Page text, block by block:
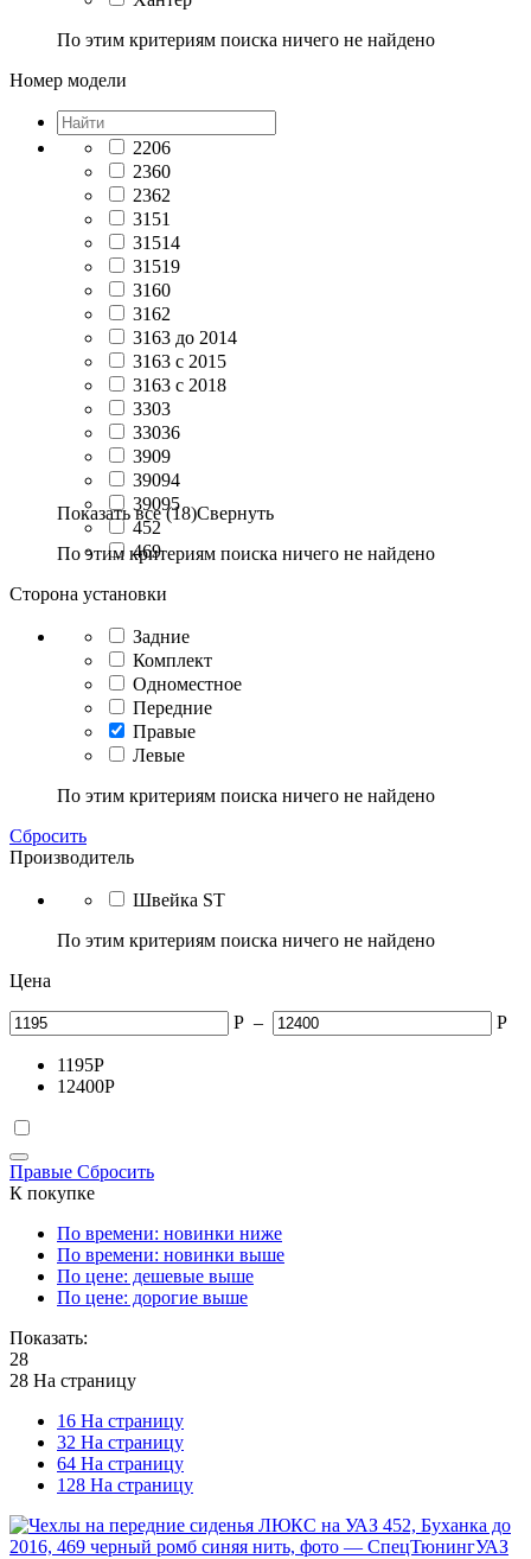
По этим критериям поиска ничего не найдено
Номер модели
2206
2360
2362
3151
31514
31519
3160
3162
3163 до 2014
3163 с 2015
3163 с 2018
3303
33036
3909
39094
39095
452
469
Показать все (18)Свернуть
По этим критериям поиска ничего не найдено
Сторона установки
Задние
Комплект
Одноместное
Передние
Правые
Левые
По этим критериям поиска ничего не найдено
Сбросить
Производитель
Швейка ST
По этим критериям поиска ничего не найдено
Цена
Р – Р
1195Р
12400Р
Правые Сбросить
К покупке
По времени: новинки ниже
По времени: новинки выше
По цене: дешевые выше
По цене: дорогие выше
Показать:
28
28 На страницу
16 На страницу
32 На страницу
64 На страницу
128 На страницу